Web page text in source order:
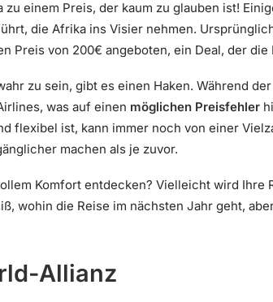
einem Preis, der kaum zu glauben ist!
die Afrika ins Visier nehmen.
Preis von 200€ angeboten, ein Deal, der
zu sein, gibt es einen Haken. Während
was auf einen möglichen Preisfehler
flexibel ist, kann immer noch von einer
machen als je zuvor.
Komfort entdecken? Vielleicht wird Ihre
wohin die Reise im nächsten Jahr geht,
Allianz